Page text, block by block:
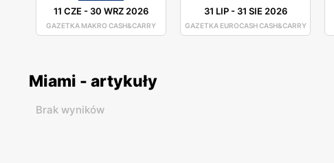
11 CZE - 30 WRZ 2026
GAZETKA MAKRO CASH&CARRY
31 LIP- 31 SIE 2026
GAZETKA EUROCASH CASH&CARRY
Miami - artykuły
Brak wyników